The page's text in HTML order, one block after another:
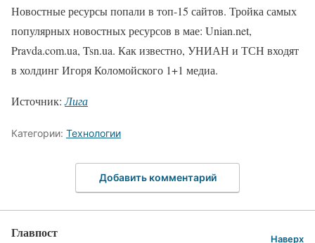
Новостные ресурсы попали в топ-15 сайтов. Тройка самых
популярных новостных ресурсов в мае: Unian.net,
Pravda.com.ua, Tsn.ua. Как известно, УНИАН и ТСН входят
в холдинг Игоря Коломойского 1+1 медиа.
Источник:Лига
Категории: Технологии
Добавить комментарий
Главпост Наверх